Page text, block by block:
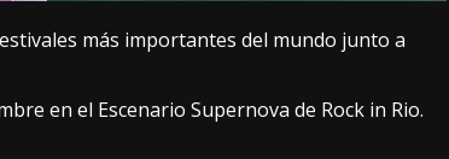
más importantes del mundo junto a
en el Escenario Supernova de Rock in Rio.